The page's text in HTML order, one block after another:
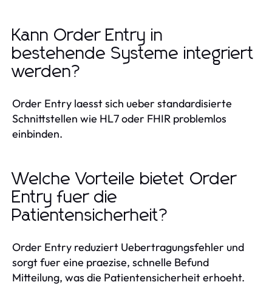
Kann Order Entry in
bestehende Systeme integriert
werden?
Order Entry laesst sich ueber standardisierte
Schnittstellen wie HL7 oder FHIR problemlos
einbinden.
Welche Vorteile bietet Order
Entry fuer die
Patientensicherheit?
Order Entry reduziert Uebertragungsfehler und
sorgt fuer eine praezise, schnelle Befund
Mitteilung, was die Patientensicherheit erhoeht.